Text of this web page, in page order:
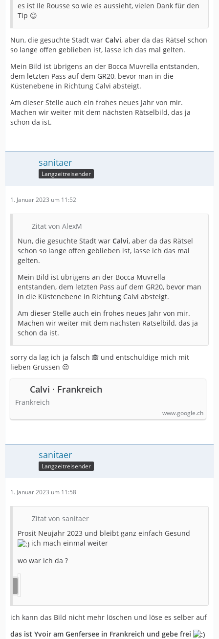
es ist Ile Rousse so wie es aussieht, vielen Dank für den
Tip 😊
Nun, die gesuchte Stadt war Calvi, aber da das Rätsel schon
so lange offen geblieben ist, lasse ich das mal gelten.
Mein Bild ist übrigens an der Bocca Muvrella entstanden,
dem letzten Pass auf dem GR20, bevor man in die
Küstenebene in Richtung Calvi absteigt.
Am dieser Stelle auch ein frohes neues Jahr von mir.
Machen wir weiter mit dem nächsten Rätselbild, das ja
schon da ist.
sanitaer
Langzeitreisender
1. Januar 2023 um 11:52
Zitat von AlexM
Nun, die gesuchte Stadt war Calvi, aber da das Rätsel
schon so lange offen geblieben ist, lasse ich das mal
gelten.
Mein Bild ist übrigens an der Bocca Muvrella
entstanden, dem letzten Pass auf dem GR20, bevor man
in die Küstenebene in Richtung Calvi absteigt.
Am dieser Stelle auch ein frohes neues Jahr von mir.
Machen wir weiter mit dem nächsten Rätselbild, das ja
schon da ist.
sorry da lag ich ja falsch 🙈 und entschuldige mich mit
lieben Grüssen 😔
Calvi · Frankreich
Frankreich
www.google.ch
sanitaer
Langzeitreisender
1. Januar 2023 um 11:58
Zitat von sanitaer
Prosit Neujahr 2023 und bleibt ganz einfach Gesund
ich mach einmal weiter
wo war ich da ?
ich kann das Bild nicht mehr löschen und löse es selber auf
das ist Yvoir am Genfersee in Frankreich und gebe frei